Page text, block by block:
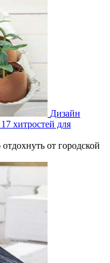
Дизайн
хитростей для
от городской